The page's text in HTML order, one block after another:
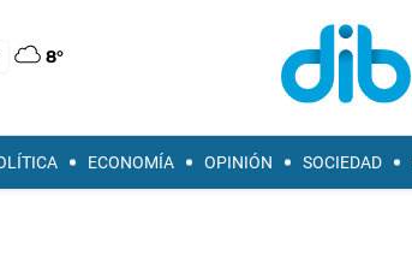
8°
ECONOMÍA OPINIÓN SOCIEDAD